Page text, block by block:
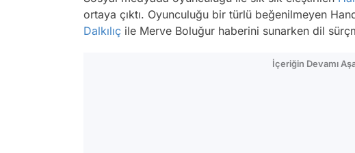
ortaya çıktı. Oyunculuğu bir türlü beğenilmeyen
Dalkılıç ile Merve Boluğur haberini sunarken dil
İçeriğin Devamı